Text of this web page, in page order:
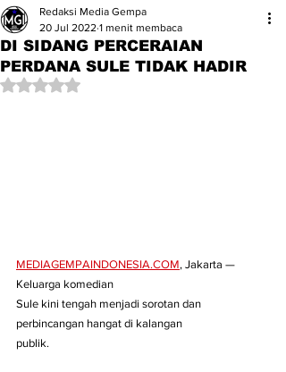
DI SIDANG PERCERAIAN
PERDANA SULE TIDAK HADIR
Redaksi Media Gempa
20 Jul 2022 1 menit membaca
Dinilai NaN dari 5 bintang.
MEDIAGEMPAINDONESIA.COM, Jakarta —
Keluarga komedian
Sule kini tengah menjadi sorotan dan
perbincangan hangat di kalangan
publik.